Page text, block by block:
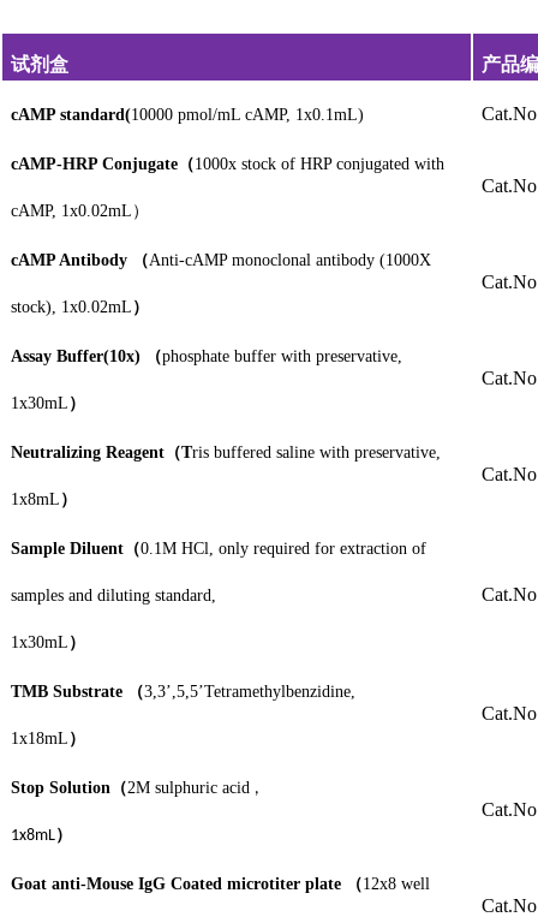
试剂盒 产品
cAMP standard(10000 pmol/mL cAMP, 1x0.1mL)
cAMP-HRP Conjugate （1000x stock of HRP conjugated with
cAMP, 1x0.02mL ）
cAMP Antibody （Anti-cAMP monoclonal antibody (1000X
stock), 1x0.02mL ）
Assay Buffer(10x) （phosphate buffer with preservative,
1x30mL ）
Neutralizing Reagent （Tris buffered saline with preservative,
1x8mL ）
Sample Diluent （0.1M HCl, only required for extraction of
samples and diluting standard,
1x30mL ）
TMB Substrate （3,3’,5,5’Tetramethylbenzidine,
1x18mL ）
Stop Solution （2M sulphuric acid ,
1x8mL）
Goat anti-Mouse IgG Coated microtiter plate （12x8 well